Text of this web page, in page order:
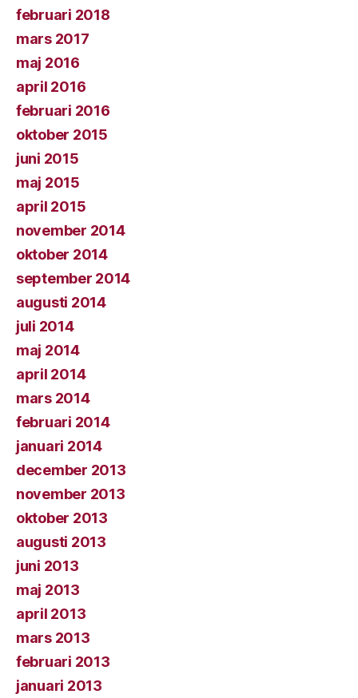
februari 2018
mars 2017
maj 2016
april 2016
februari 2016
oktober 2015
juni 2015
maj 2015
april 2015
november 2014
oktober 2014
september 2014
augusti 2014
juli 2014
maj 2014
april 2014
mars 2014
februari 2014
januari 2014
december 2013
november 2013
oktober 2013
augusti 2013
juni 2013
maj 2013
april 2013
mars 2013
februari 2013
januari 2013